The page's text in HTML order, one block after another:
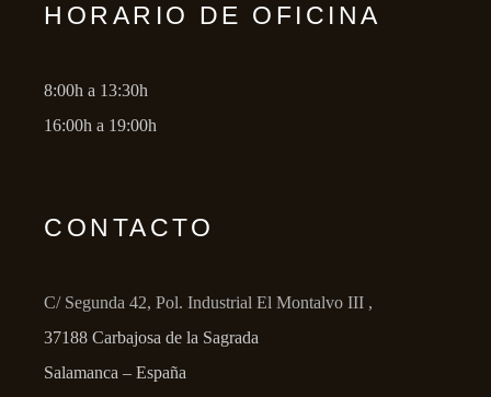
HORARIO DE OFICINA
8:00h a 13:30h
16:00h a 19:00h
CONTACTO
C/ Segunda 42, Pol. Industrial El Montalvo III ,
37188 Carbajosa de la Sagrada
Salamanca – España